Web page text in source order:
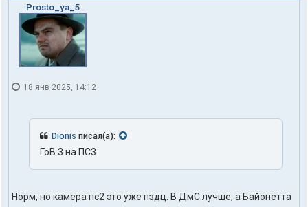
Prosto_ya_5
18 янв 2025, 14:12
Dionis писал(а):
ГоВ 3 на ПС3
Норм, но камера пс2 это уже пздц. В ДмС лучше, а Байонетта